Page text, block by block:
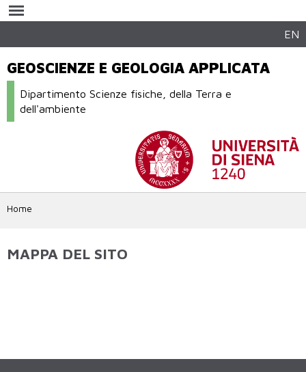
contenuto
EN
GEOSCIENZE E GEOLOGIA APPLICATA
Dipartimento Scienze fisiche, della Terra e
dell'ambiente
Home
MAPPA DEL SITO